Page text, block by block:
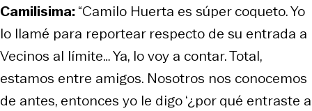
Camilisima:“Camilo Huerta es súper coqueto. Yo
lo llamé para reportear respecto de su entrada a
Vecinos al límite… Ya, lo voy a contar. Total,
estamos entre amigos. Nosotros nos conocemos
de antes, entonces yo le digo ‘¿por qué entraste a